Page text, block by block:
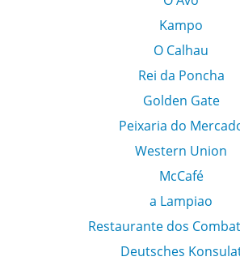
Kampo
O Calhau
Rei da Poncha
Golden Gate
Peixaria do
Western Union
McCafé
a Lampiao
Restaurante dos
Deutsches